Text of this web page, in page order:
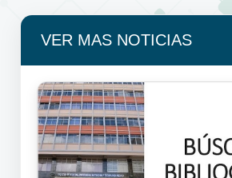
VER MAS NOTICIAS